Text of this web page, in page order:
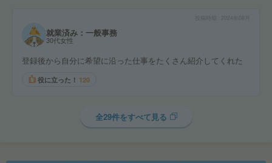
2024年08月
就業済み：一般事務
30代女性
登録後から自分に希望に沿った仕事をたくさん紹介してくれた
役に立った！ 120
全29件をすべて見る